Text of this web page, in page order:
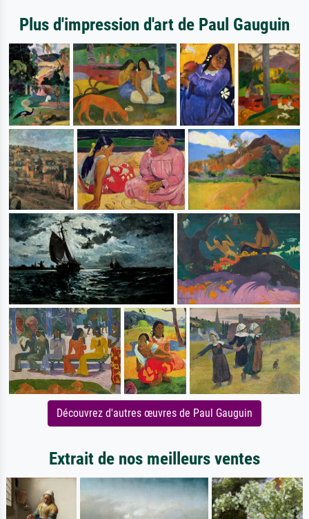
Plus d'impression d'art de Paul Gauguin
Découvrez d'autres œuvres de Paul Gauguin
Extrait de nos meilleurs ventes